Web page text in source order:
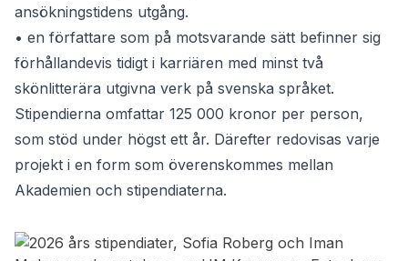
ansökningstidens utgång.
• en författare som på motsvarande sätt befinner sig
förhållandevis tidigt i karriären med minst två
skönlitterära utgivna verk på svenska språket.
Stipendierna omfattar 125 000 kronor per person,
som stöd under högst ett år. Därefter redovisas varje
projekt i en form som överenskommes mellan
Akademien och stipendiaterna.